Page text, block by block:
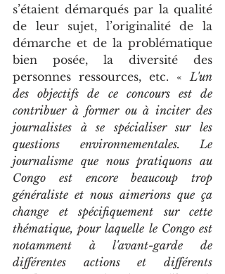
s’étaient démarqués par la qualité
de leur sujet, l’originalité de la
démarche et de la problématique
bien posée, la diversité des
personnes ressources, etc. « L'un
des objectifs de ce concours est de
contribuer à former ou à inciter des
journalistes à se spécialiser sur les
questions environnementales. Le
journalisme que nous pratiquons au
Congo est encore beaucoup trop
généraliste et nous aimerions que ça
change et spécifiquement sur cette
thématique, pour laquelle le Congo est
notamment à l'avant-garde de
différentes actions et différents